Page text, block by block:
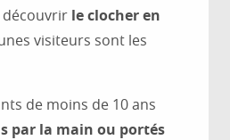
découvrir le clocher en
visiteurs sont les
de moins de 10 ans
par la main ou portés